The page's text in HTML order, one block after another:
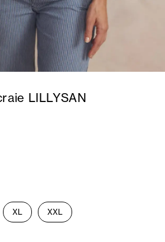
LILLYSAN
XL XXL